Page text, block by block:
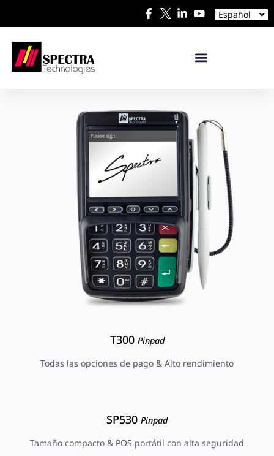
Español
日本語
Pinpad
T300 Pinpad
Todas las opciones de pago & Alto rendimiento
SP530 Pinpad
Tamaño compacto & POS portátil con alta seguridad